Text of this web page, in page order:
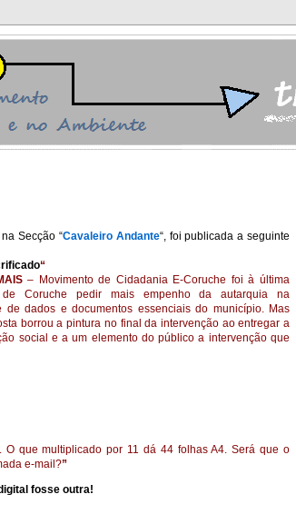
na Secção “Cavaleiro Andante“, foi publicada a seguinte
“
– Movimento de Cidadania E-Coruche foi à última
Coruche pedir mais empenho da autarquia na
de dados e documentos essenciais do município. Mas
borrou a pintura no final da intervenção ao entregar a
social e a um elemento do público a intervenção que
que multiplicado por 11 dá 44 folhas A4. Será que o
e-mail?”
fosse outra!